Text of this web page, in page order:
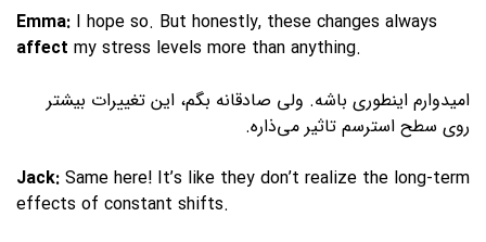
Emma: I hope so. But honestly, these changes always
affect my stress levels more than anything.
امیدوارم اینطوری باشه. ولی صادقانه بگم، این تغییرات بیشتر
روی سطح استرسم تاثیر می‌ذاره.
Jack: Same here! It’s like they don’t realize the long-term
effects of constant shifts.